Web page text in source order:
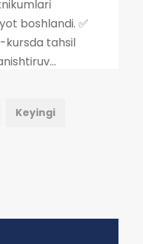
boshlandi. ✅
kursda tahsil
Keyingi